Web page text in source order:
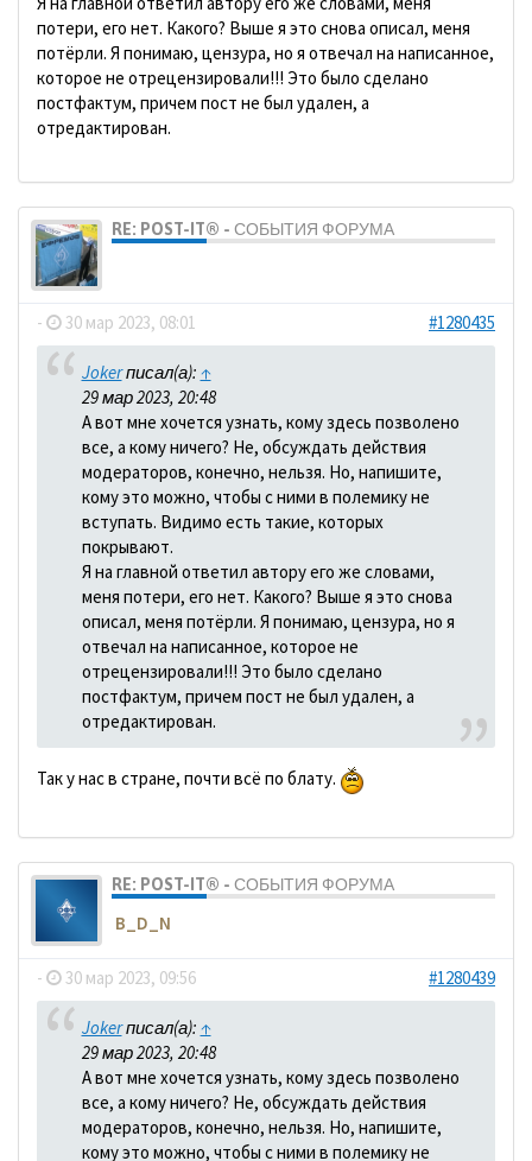
потери, его нет. Какого? Выше я это снова описал, меня
потёрли. Я понимаю, цензура, но я отвечал на написанное,
которое не отрецензировали!!! Это было сделано
постфактум, причем пост не был удален, а
отредактирован.
RE: POST-IT® - СОБЫТИЯ ФОРУМА
- 30 мар 2023, 08:01 #1280435
Jokerписал(а): ↑
29 мар 2023, 20:48
А вот мне хочется узнать, кому здесь позволено
все, а кому ничего? Не, обсуждать действия
модераторов, конечно, нельзя. Но, напишите,
кому это можно, чтобы с ними в полемику не
вступать. Видимо есть такие, которых
покрывают.
Я на главной ответил автору его же словами,
меня потери, его нет. Какого? Выше я это снова
описал, меня потёрли. Я понимаю, цензура, но я
отвечал на написанное, которое не
отрецензировали!!! Это было сделано
постфактум, причем пост не был удален, а
отредактирован.
Так у нас в стране, почти всё по блату.
RE: POST-IT® - СОБЫТИЯ ФОРУМА
B_D_N
- 30 мар 2023, 09:56 #1280439
Jokerписал(а): ↑
29 мар 2023, 20:48
А вот мне хочется узнать, кому здесь позволено
все, а кому ничего? Не, обсуждать действия
модераторов, конечно, нельзя. Но, напишите,
кому это можно, чтобы с ними в полемику не